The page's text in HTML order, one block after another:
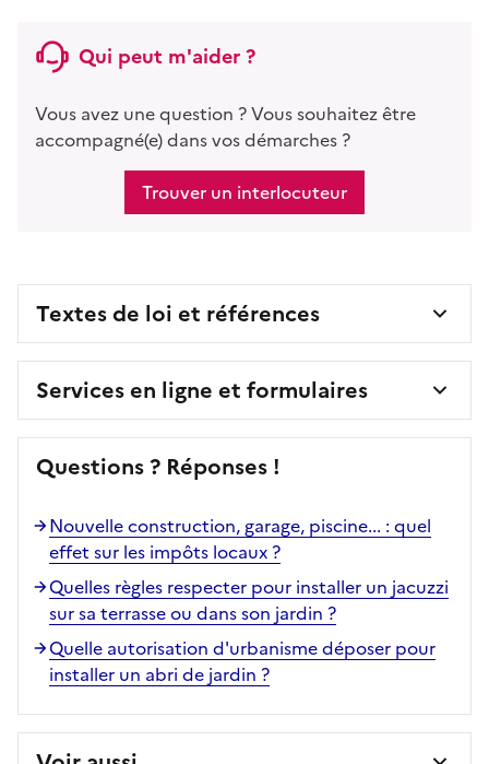
Qui peut m'aider ?
Vous avez une question ? Vous souhaitez être
accompagné(e) dans vos démarches ?
Trouver un interlocuteur
Textes de loi et références
Services en ligne et formulaires
Questions ? Réponses !
Nouvelle construction, garage, piscine... : quel
effet sur les impôts locaux ?
Quelles règles respecter pour installer un jacuzzi
sur sa terrasse ou dans son jardin ?
Quelle autorisation d'urbanisme déposer pour
installer un abri de jardin ?